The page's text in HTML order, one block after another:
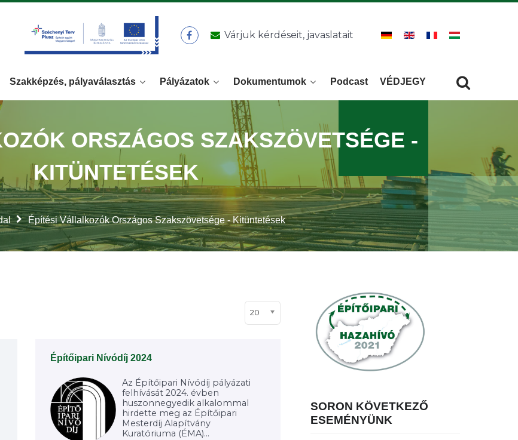
Várjuk kérdéseit, javaslatait
Szakképzés, pályaválasztás Pályázatok Dokumentumok Podcast VÉDJEGY
Építési Vállalkozók Országos Szakszövetsége - Kitüntetések
ORSZÁGOS SZAKSZÖVETSÉGE -
KITÜNTETÉSEK
Tételek #
20
Építőipari Nívódíj 2024
Az Építőipari Nívódíj pályázati
felhívását 2024. évben
huszonnegyedik alkalommal
hirdette meg az Építőipari
Mesterdíj Alapítvány
Kuratóriuma (ÉMA)...
SORON KÖVETKEZŐ
ESEMÉNYÜNK